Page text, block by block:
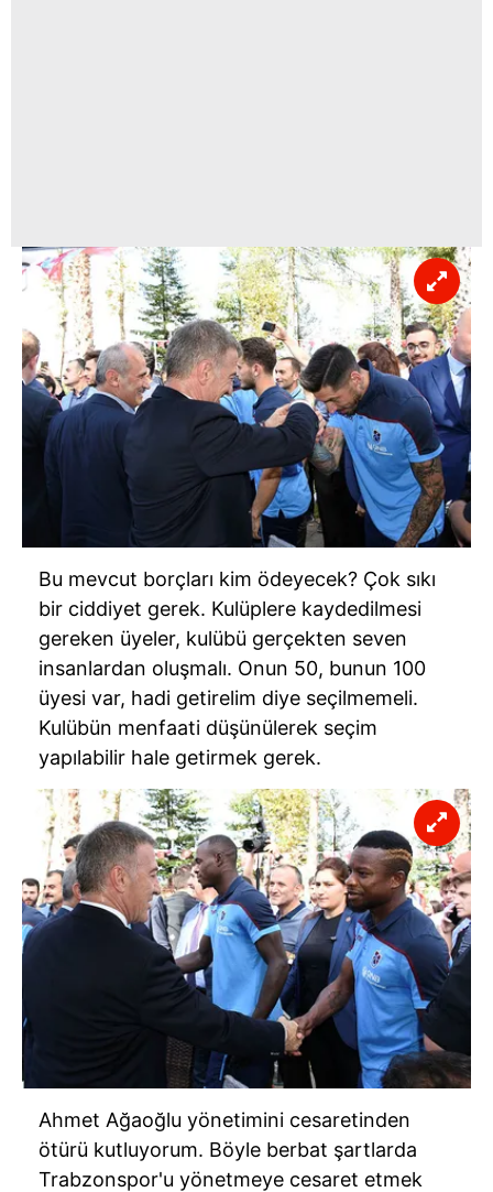
Bu mevcut borçları kim ödeyecek? Çok sıkı
bir ciddiyet gerek. Kulüplere kaydedilmesi
gereken üyeler, kulübü gerçekten seven
insanlardan oluşmalı. Onun 50, bunun 100
üyesi var, hadi getirelim diye seçilmemeli.
Kulübün menfaati düşünülerek seçim
yapılabilir hale getirmek gerek.
Ahmet Ağaoğlu yönetimini cesaretinden
ötürü kutluyorum. Böyle berbat şartlarda
Trabzonspor'u yönetmeye cesaret etmek